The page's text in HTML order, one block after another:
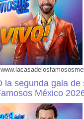
la segunda gala de
México